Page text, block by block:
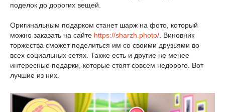
поделок до дорогих вещей.
Оригинальным подарком станет шарж на фото, который
можно заказать на сайте https://sharzh.photo/ . Виновник
торжества сможет поделиться им со своими друзьями во
всех социальных сетях. Также есть и другие не менее
интересные подарки, которые стоят совсем недорого. Вот
лучшие из них.